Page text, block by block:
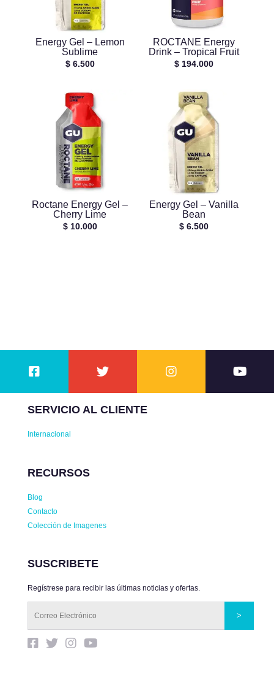
Energy Gel – Lemon
Sublime
$6.500
ROCTANE Energy
Drink – Tropical Fruit
$ 194.000
Roctane Energy Gel –
Cherry Lime
$10.000
Energy Gel – Vanilla
Bean
$ 6.500
SERVICIO AL CLIENTE
Internacional
RECURSOS
Blog
Contacto
Colección de Imagenes
SUSCRIBETE
Regístrese para recibir las últimas noticias y ofertas.